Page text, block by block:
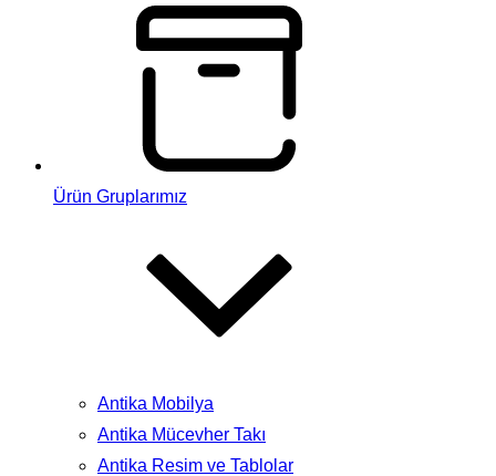
Ürün Gruplarımız
Antika Mobilya
Antika Mücevher Takı
Antika Resim ve Tablolar